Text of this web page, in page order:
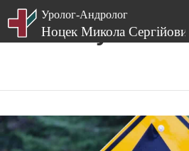
Пошук за